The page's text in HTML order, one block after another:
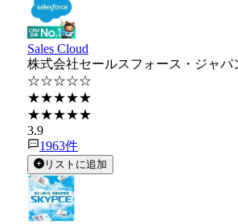
Sales Cloud
株式会社セールスフォース・ジャパ
☆☆☆☆☆
★★★★★
★★★★★
3.9
1963件
リストに追加